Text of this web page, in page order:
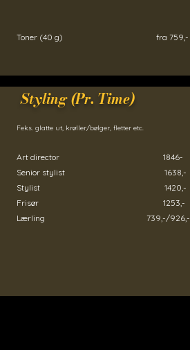
Toner (40 g) fra 759,-
Styling (Pr. Time)
Feks. glatte ut, krøller/bølger, fletter etc.
Art director 1846-
Senior stylist 1638,-
Stylist 1420,-
Frisør 1253,-
Lærling 739,-/926,-​​​